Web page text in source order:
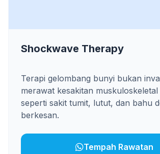
Shockwave Therapy
Terapi gelombang bunyi bukan
merawat kesakitan
seperti sakit tumit, lutut, dan bahu
berkesan.
Tempah Rawatan